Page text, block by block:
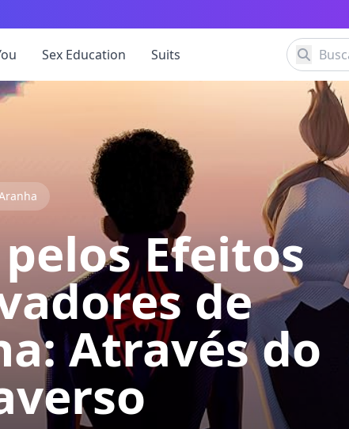
Sex Education Suits
Efeitos
de
Através do